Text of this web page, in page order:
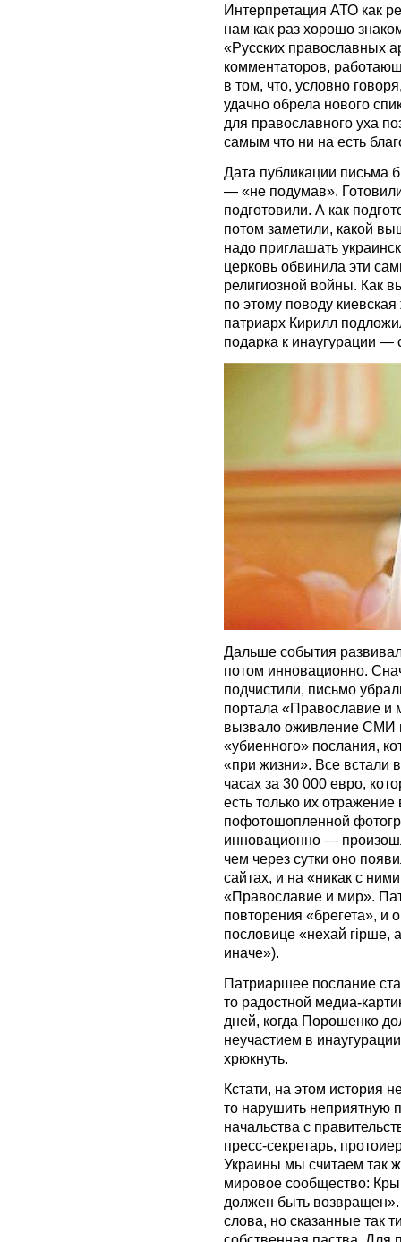
Интерпретация АТО как
нам как раз хорошо
«Русских православных
комментаторов,
в том, что, условно
удачно обрела нового
для православного уха
самым что ни на есть
Дата публикации письма
— «не подумав».
подготовили. А как
потом заметили, какой
надо приглашать
церковь обвинила эти
религиозной войны. Как
по этому поводу
патриарх Кирилл
подарка к инаугурации —
Дальше события
потом инновационно.
подчистили, письмо
портала «Православие
вызвало оживление СМИ
«убиенного» послания,
«при жизни». Все встали
часах за 30 000 евро,
есть только их
пофотошопленной
инновационно —
чем через сутки оно
сайтах, и на «никак с
«Православие и мир».
повторения «брегета», и
пословице «нехай гірше,
иначе»).
Патриаршее послание
то радостной медиа-
дней, когда Порошенко
неучастием в
хрюкнуть.
Кстати, на этом история
то нарушить неприятную
начальства с
пресс-секретарь,
Украины мы считаем так
мировое сообщество:
должен быть
слова, но сказанные так